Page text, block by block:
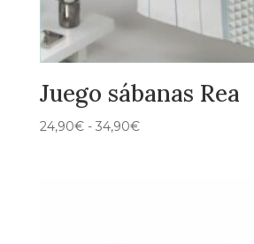
Juego sábanas Rea
24,90€ - 34,90€Rango